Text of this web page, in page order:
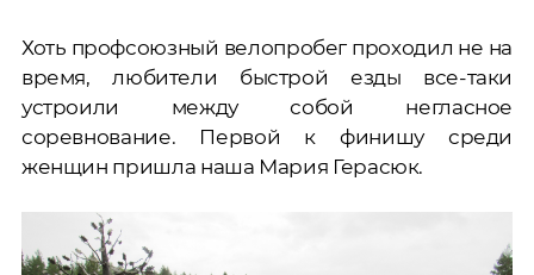
Хоть профсоюзный велопробег проходил не на
время, любители быстрой езды все-таки
устроили между собой негласное
соревнование. Первой к финишу среди
женщин пришла наша Мария Герасюк.